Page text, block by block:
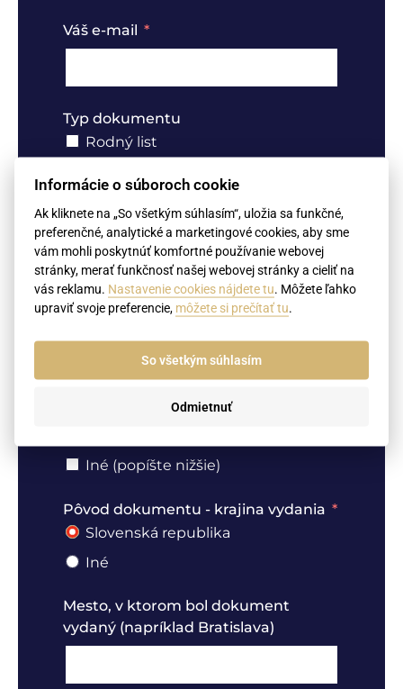
Váš e-mail
Typ dokumentu
Rodný list
Úmrtný list
Rozvodový rozsudok
Výpis z registra trestov
Doklady o vzdelaní (diplomy,
dodatky, vysvedčenia, potvrdenia o
štúdiu)
živnostenský list
Notárske podpisy (Plné moci,
čestné prehlásenia, zmluvy)
Cestovný pas / občiansky preukaz
Iné (popíšte nižšie)
Pôvod dokumentu - krajina vydania
Slovenská republika
Iné
Mesto, v ktorom bol dokument
vydaný (napríklad Bratislava)
Informácie o súboroch cookie
Ak kliknete na „So všetkým súhlasím“, uložia sa funkčné,
preferenčné, analytické a marketingové cookies, aby sme
vám mohli poskytnúť komfortné používanie webovej
stránky, merať funkčnosť našej webovej stránky a cieliť na
vás reklamu. Nastavenie cookies nájdete tu. Môžete ľahko
upraviť svoje preferencie, môžete si prečítať tu.
So všetkým súhlasím
Odmietnuť